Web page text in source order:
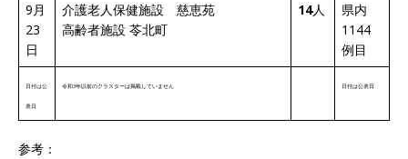
9月
23
日
介護老人保健施設 慈恵苑
高齢者施設 苓北町
14人
県内
1144
例目
日付は公
表日
令和3年以前のクラスターは掲載していません 日付は公表日
参考：